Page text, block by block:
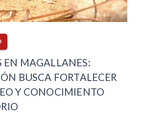
EN MAGALLANES:
BUSCA FORTALECER
Y CONOCIMIENTO